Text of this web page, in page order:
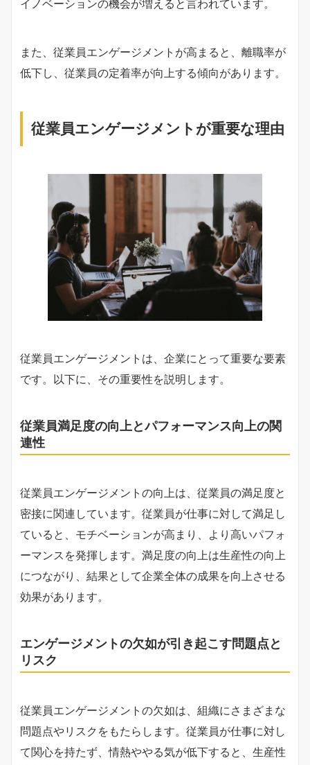
イノベーションの機会が増えると言われています。
また、従業員エンゲージメントが高まると、離職率が
低下し、従業員の定着率が向上する傾向があります。
従業員エンゲージメントが重要な理由
従業員エンゲージメントは、企業にとって重要な要素
です。以下に、その重要性を説明します。
従業員満足度の向上とパフォーマンス向上の関
連性
従業員エンゲージメントの向上は、従業員の満足度と
密接に関連しています。従業員が仕事に対して満足し
ていると、モチベーションが高まり、より高いパフォ
ーマンスを発揮します。満足度の向上は生産性の向上
につながり、結果として企業全体の成果を向上させる
効果があります。
エンゲージメントの欠如が引き起こす問題点と
リスク
従業員エンゲージメントの欠如は、組織にさまざまな
問題点やリスクをもたらします。従業員が仕事に対し
て関心を持たず、情熱ややる気が低下すると、生産性